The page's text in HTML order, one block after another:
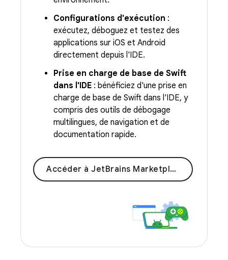
Configurations d'exécution :
exécutez, déboguez et testez des
applications sur iOS et Android
directement depuis l'IDE.
Prise en charge de base de Swift
dans l'IDE : bénéficiez d'une prise en
charge de base de Swift dans l'IDE, y
compris des outils de débogage
multilingues, de navigation et de
documentation rapide.
Accéder à JetBrains Marketplace